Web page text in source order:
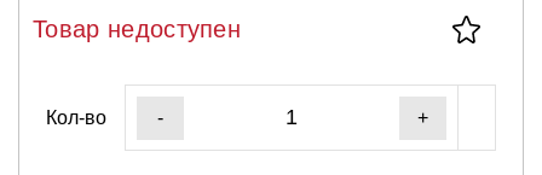
Товар недоступен
Кол-во - +